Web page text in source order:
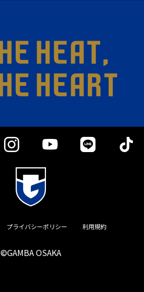
プライバシーポリシー 利用規約
©GAMBA OSAKA